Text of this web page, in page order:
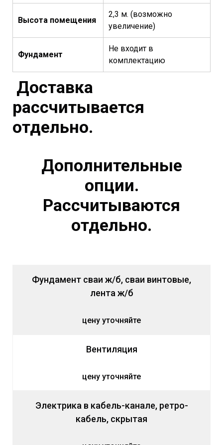
Высота помещения
2,3 м. (возможно
увеличение)
Фундамент
Не входит в
комплектацию
Доставка
рассчитывается
отдельно.
Дополнительные
опции.
Рассчитываются
отдельно.
Фундамент сваи ж/б, сваи винтовые,
лента ж/б
цену уточняйте
Вентиляция
цену уточняйте
Электрика в кабель-канале, ретро-
кабель, скрытая